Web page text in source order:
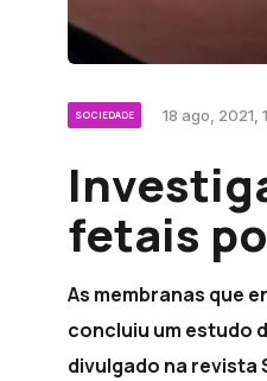
SOCIEDADE 18 ago, 2021,
fetais
As membranas que
concluiu um estudo
divulgado na